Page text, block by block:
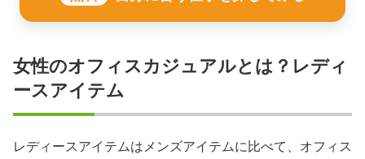
女性のオフィスカジュアルとは？レディ
ースアイテム
レディースアイテムはメンズアイテムに比べて、オフィス